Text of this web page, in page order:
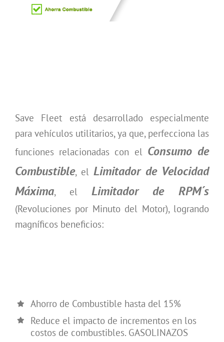
Save Fleet está desarrollado especialmente
para vehículos utilitarios, ya que, perfecciona las
funciones relacionadas con el Consumo de
Combustible, el Limitador de Velocidad
Máxima, el Limitador de RPM´s
(Revoluciones por Minuto del Motor), logrando
magníficos beneficios:
Ahorro de Combustible hasta del 15%
Reduce el impacto de incrementos en los
costos de combustibles. GASOLINAZOS